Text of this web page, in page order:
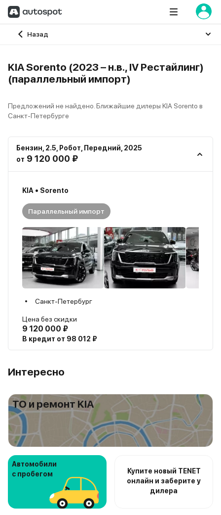
Назад
Главная
KIA Sorento (2023 – н.в., IV Рестайлинг)
(параллельный импорт)
Предложений не найдено. Ближайшие дилеры KIA Sorento в
Санкт-Петербурге
Бензин 2.5 Робот Передний 2025
от 9 120 000 ₽
KIA • Sorento
Параллельный импорт
Санкт-Петербург
Цена без скидки
9 120 000 ₽
В кредит от 98 012 ₽
Интересно
ТО и ремонт KIA
Автомобили
с пробегом
Купите новый TENET
онлайн и заберите у
дилера